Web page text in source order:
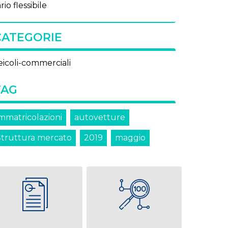
fles­si­bi­le
commerciali
autovetture
mercato 2019 maggio